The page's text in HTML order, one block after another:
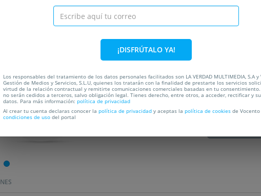
SiguientePack de 3 luces Luz
No volverás a tener zonas
control remoto.
40%
¡DISFRÚTALO YA!
Los responsables del tratamiento de los datos personales facilitados son LA VERDAD MULTIMEDIA, S.A y
Gestión de Medios y Servicios, S.L.U, quienes los tratarán con la finalidad de prestarte los servicios
virtud de la relación contractual y remitirte comunicaciones comerciales basadas en tu
no serán cedidos a terceros, salvo obligación legal. Tienes derecho, entre otros, a acceder, rectificar y
datos. Para más información: política de privacidad
Al crear tu cuenta declaras conocer la política de privacidad y aceptas la política de cookies de
condiciones de uso del portal